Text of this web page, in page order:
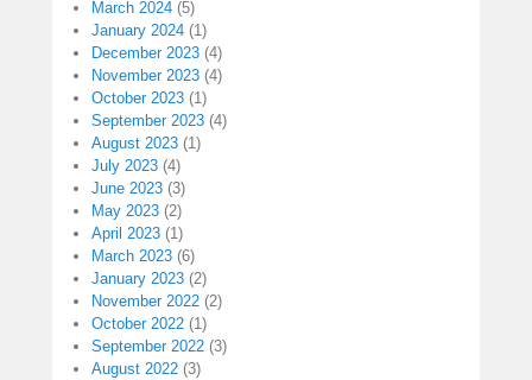
March 2024 (5)
January 2024 (1)
December 2023 (4)
November 2023 (4)
October 2023 (1)
September 2023 (4)
August 2023 (1)
July 2023 (4)
June 2023 (3)
May 2023 (2)
April 2023 (1)
March 2023 (6)
January 2023 (2)
November 2022 (2)
October 2022 (1)
September 2022 (3)
August 2022 (3)